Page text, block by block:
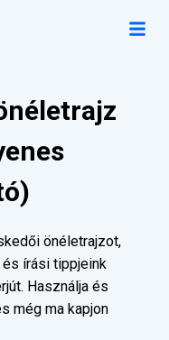
önéletrajzot,
írási tippjeink
Használja és
még ma kapjon